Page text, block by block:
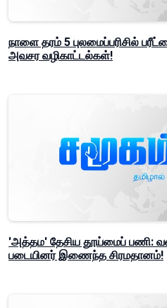
நாளை தரம் 5 புலமைப்பரிசில்
அவசர வழிகாட்டல்கள்!
'அத்தம' தேசிய தூய்மைப் பணி:
படையினர் இணைந்த சிரமதானம்!